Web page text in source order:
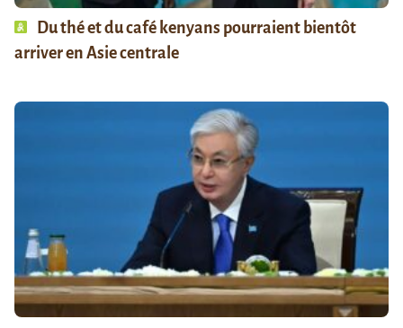
Du thé et du café kenyans pourraient bientôt
arriver en Asie centrale